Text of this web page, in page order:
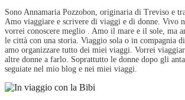
Sono Annamaria Pozzobon, originaria di Treviso e
Amo viaggiare e scrivere di viaggi e di donne. Vivo
vorrei conoscere meglio . Amo il mare e il sole, ma
le città con una storia. Viaggio sola o in compagnia
amo organizzare tutto dei miei viaggi. Vorrei
altre donne a farlo. Soprattutto le donne dopo gli
seguiate nel mio blog e nei miei viaggi.